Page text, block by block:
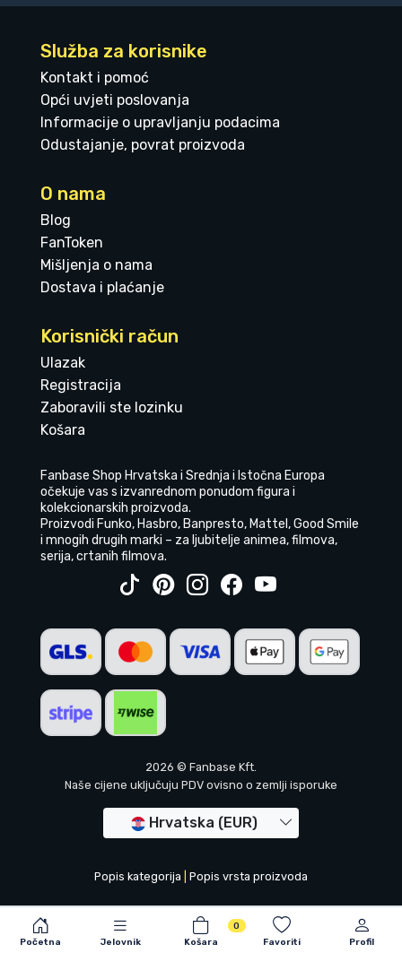
Početna Jelovnik Košara
0
Favoriti
Profil
Služba za korisnike
Kontakt i pomoć
Opći uvjeti poslovanja
Informacije o upravljanju podacima
Odustajanje, povrat proizvoda
O nama
Blog
FanToken
Mišljenja o nama
Dostava i plaćanje
Korisnički račun
Ulazak
Registracija
Zaboravili ste lozinku
Košara
Fanbase Shop Hrvatska i Srednja i Istočna Europa
očekuje vas s izvanrednom ponudom figura i
kolekcionarskih proizvoda.
Proizvodi Funko, Hasbro, Banpresto, Mattel, Good Smile
i mnogih drugih marki – za ljubitelje animea, filmova,
serija, crtanih filmova.
2026 © Fanbase Kft.
Naše cijene uključuju PDV ovisno o zemlji isporuke
Hrvatska (EUR)
Popis kategorija Popis vrsta proizvoda